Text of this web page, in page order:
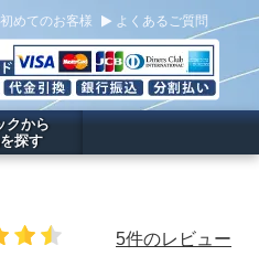
めてのお客様 よくあるご質問
クから
探す
5件のレビュー